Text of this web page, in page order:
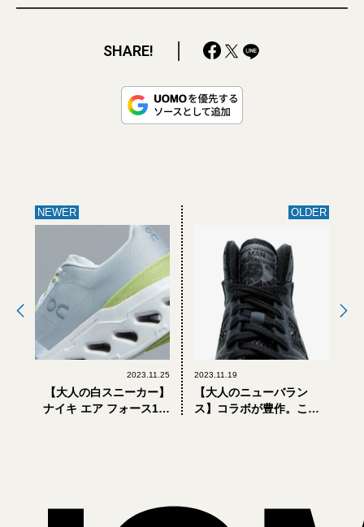
SHARE!
NEWER
2023.11.25
【大人の白スニーカー】
ナイキ エア フォース1、
OLDER
2023.11.19
【大人のニューバラン
ス】コラボが豊作。この